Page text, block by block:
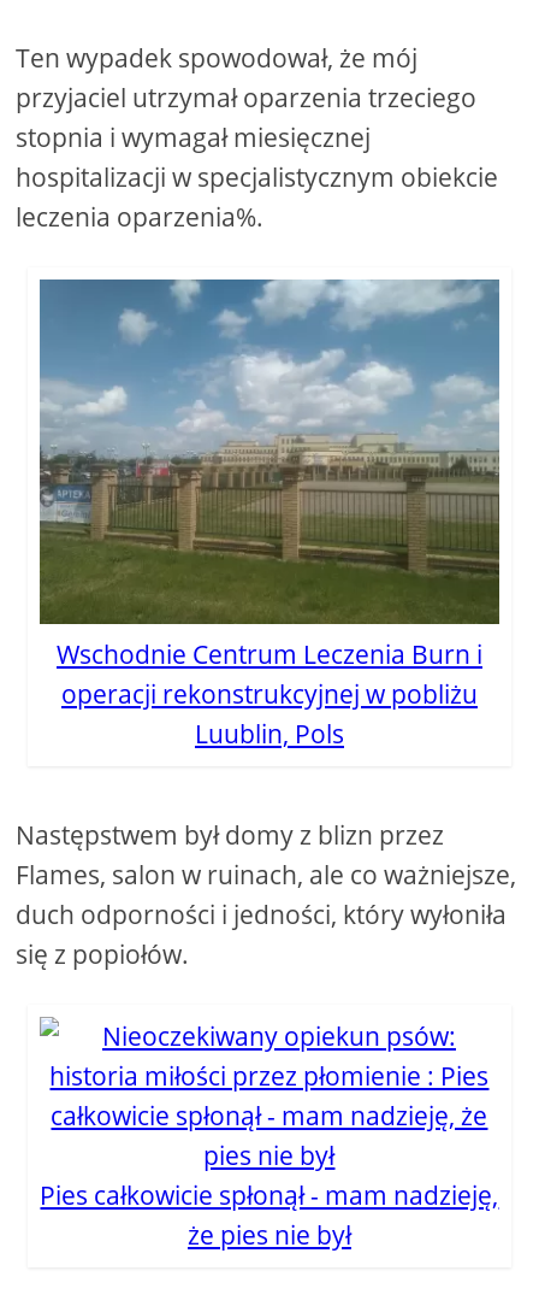
Ten wypadek spowodował, że mój
przyjaciel utrzymał oparzenia trzeciego
stopnia i wymagał miesięcznej
hospitalizacji w specjalistycznym obiekcie
leczenia oparzenia%.
Wschodnie Centrum Leczenia Burn i
operacji rekonstrukcyjnej w pobliżu
Luublin, Pols
Następstwem był domy z blizn przez
Flames, salon w ruinach, ale co ważniejsze,
duch odporności i jedności, który wyłoniła
się z popiołów.
Pies całkowicie spłonął - mam nadzieję,
że pies nie był